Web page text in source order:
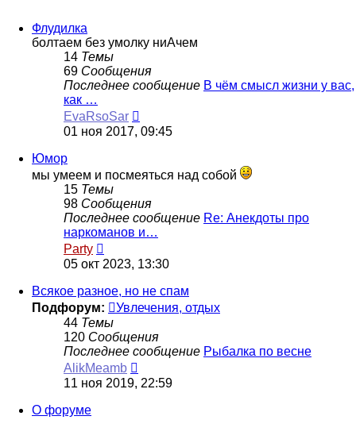
Флудилка
болтаем без умолку ниАчем
14 Темы
69 Сообщения
Последнее сообщение В чём смысл жизни у вас,
как …
EvaRsoSar
к
01 ноя 2017, 09:45
Юмор
мы умеем и посмеяться над собой
15 Темы
98 Сообщения
Последнее сообщение Re: Анекдоты про
наркоманов и…
Party
к
последнему
сообщению
05 окт 2023, 13:30
Всякое разное, но не спам
Подфорум:
Увлечения, отдых
44 Темы
120 Сообщения
Последнее сообщение Рыбалка по весне
AlikMeamb
к
11 ноя 2019, 22:59
О форуме